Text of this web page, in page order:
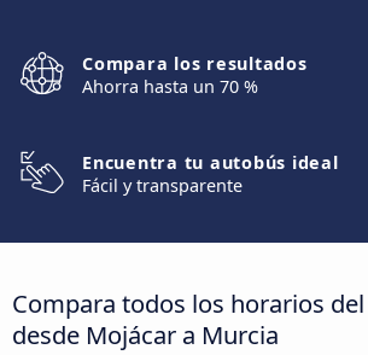
Compara los resultados
Ahorra hasta un 70 %
Encuentra tu autobús ideal
Fácil y transparente
Compara todos los horarios
desde Mojácar a Murcia